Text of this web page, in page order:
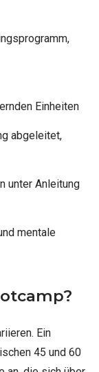
Einheiten
abgeleitet,
unter Anleitung
mentale
Ein
45 und 60